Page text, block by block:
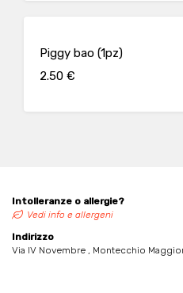
Piggy bao (1pz)
2.50 €
Intolleranze o allergie?
Vedi info e allergeni
Indirizzo
Via IV Novembre , Montecchio